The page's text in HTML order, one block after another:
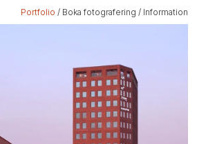
Portfolio / Boka fotografering / Information